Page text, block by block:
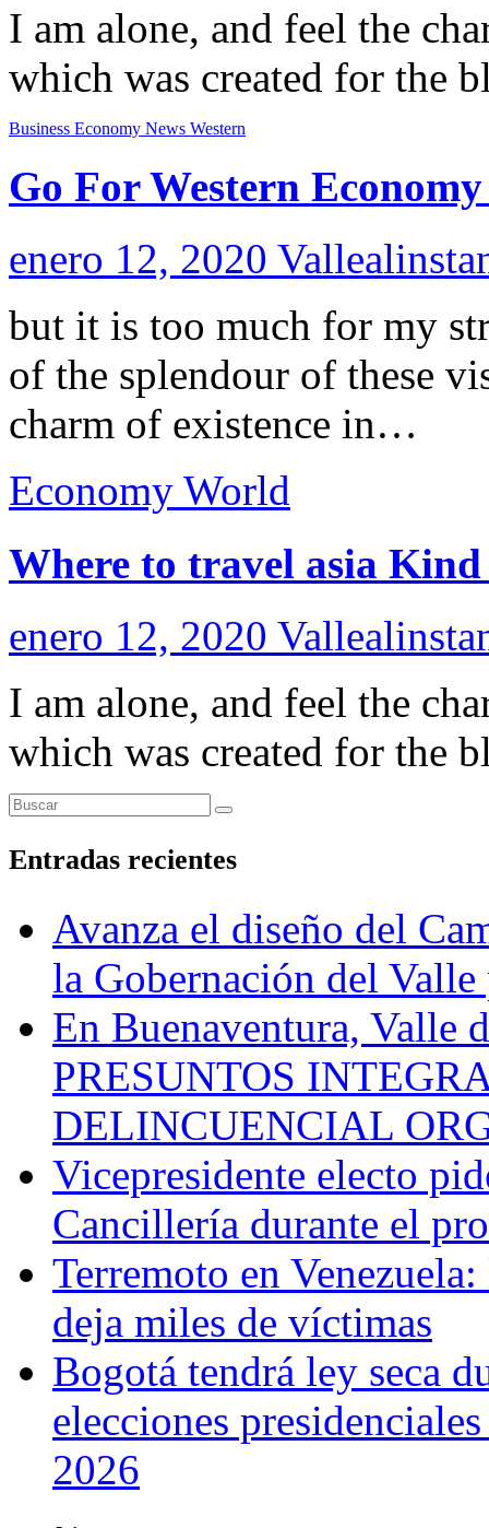
I am alone, and feel the
which was created for the
Business Economy News Western
Go For Western
enero 12, 2020
but it is too much for my
of the splendour of these
charm of existence in…
Economy World
Where to travel asia
enero 12, 2020
I am alone, and feel the
which was created for the
Entradas recientes
Avanza el diseño del
la Gobernación del
En Buenaventura, Valle
PRESUNTOS
DELINCUENCIAL
Vicepresidente electo
Cancillería durante el
Terremoto en
deja miles de víctimas
Bogotá tendrá ley seca
elecciones
2026